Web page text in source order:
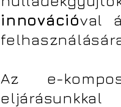
innovációval
Az e-